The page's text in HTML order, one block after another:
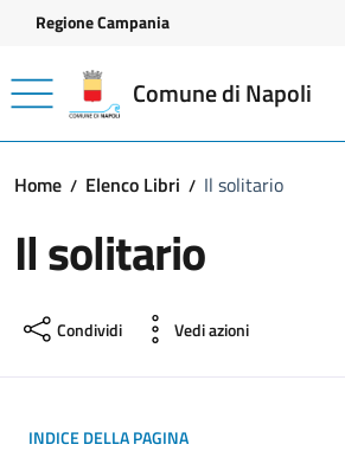
Vai ai contenuti
Vai al footer
Regione Campania
Comune di Napoli
Home Elenco Libri Il solitario
Il solitario
Condividi Vedi azioni
INDICE DELLA PAGINA